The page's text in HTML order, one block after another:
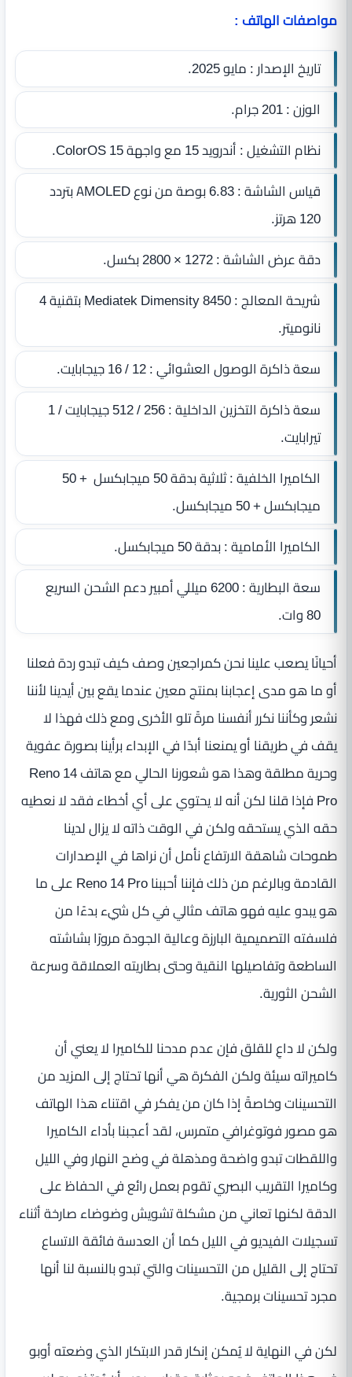
مواصفات الهاتف :
تاريخ الإصدار : مايو 2025.
الوزن : 201 جرام.
نظام التشغيل : أندرويد 15 مع واجهة ColorOS 15.
قياس الشاشة : 6.83 بوصة من نوع AMOLED بتردد
120 هرتز.
دقة عرض الشاشة : 1272 × 2800 بكسل.
شريحة المعالج : Mediatek Dimensity 8450 بتقنية 4
نانوميتر.
سعة ذاكرة الوصول العشوائي : 12 / 16 جيجابايت.
سعة ذاكرة التخزين الداخلية : 256 / 512 جيجابايت / 1
تيرابايت.
الكاميرا الخلفية : ثلاثية بدقة 50 ميجابكسل + 50
ميجابكسل + 50 ميجابكسل.
الكاميرا الأمامية : بدقة 50 ميجابكسل.
سعة البطارية : 6200 ميللي أمبير دعم الشحن السريع
80 وات.
أحيانًا يصعب علينا نحن كمراجعين وصف كيف تبدو ردة فعلنا
أو ما هو مدى إعجابنا بمنتج معين عندما يقع بين أيدينا لأننا
نشعر وكأننا نكرر أنفسنا مرةً تلو الأخرى ومع ذلك فهذا لا
يقف في طريقنا أو يمنعنا أبدًا في الإبداء برأينا بصورة عفوية
وحرية مطلقة وهذا هو شعورنا الحالي مع هاتف Reno 14
Pro فإذا قلنا لكن أنه لا يحتوي على أي أخطاء فقد لا نعطيه
حقه الذي يستحقه ولكن في الوقت ذاته لا يزال لدينا
طموحات شاهقة الارتفاع نأمل أن نراها في الإصدارات
القادمة وبالرغم من ذلك فإننا أحببنا Reno 14 Pro على ما
هو يبدو عليه فهو هاتف مثالي في كل شيء بدءًا من
فلسفته التصميمية البارزة وعالية الجودة مرورًا بشاشته
الساطعة وتفاصيلها النقية وحتى بطاريته العملاقة وسرعة
الشحن الثورية.
ولكن لا داعِ للقلق فإن عدم مدحنا للكاميرا لا يعني أن
كاميراته سيئة ولكن الفكرة هي أنها تحتاج إلى المزيد من
التحسينات وخاصةً إذا كان من يفكر في اقتناء هذا الهاتف
هو مصور فوتوغرافي متمرس، لقد أعجبنا بأداء الكاميرا
واللقطات تبدو واضحة ومذهلة في وضح النهار وفي الليل
وكاميرا التقريب البصري تقوم بعمل رائع في الحفاظ على
الدقة لكنها تعاني من مشكلة تشويش وضوضاء صارخة أثناء
تسجيلات الفيديو في الليل كما أن العدسة فائقة الاتساع
تحتاج إلى القليل من التحسينات والتي تبدو بالنسبة لنا أنها
مجرد تحسينات برمجية.
لكن في النهاية لا يُمكن إنكار قدر الابتكار الذي وضعته أوبو